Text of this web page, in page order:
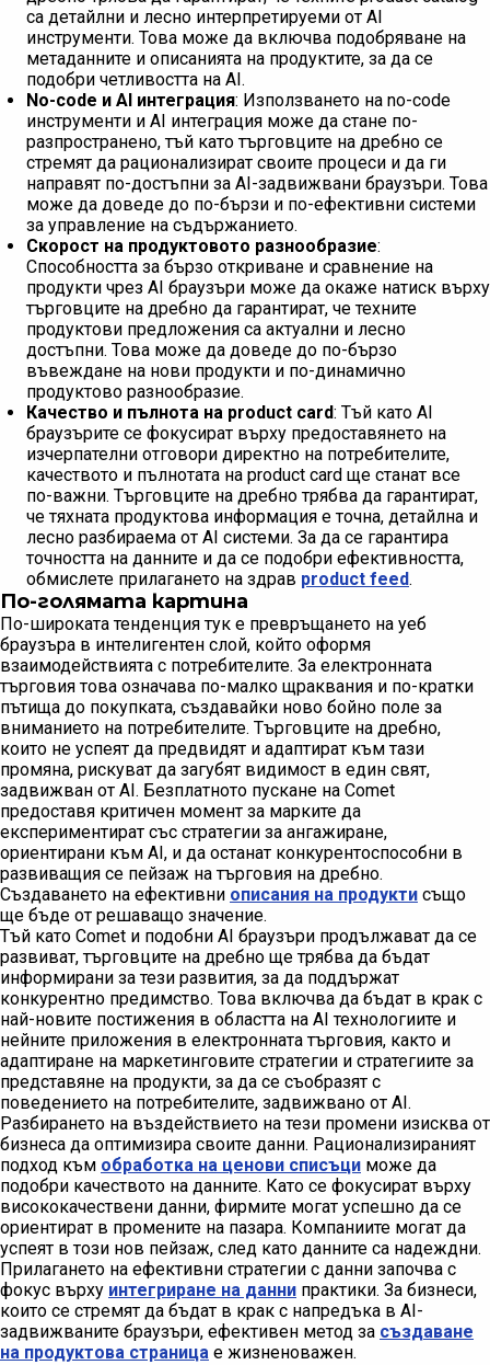
са детайлни и лесно интерпретируеми от AI
инструменти. Това може да включва подобряване на
метаданните и описанията на продуктите, за да се
подобри четливостта на AI.
No-code и AI интеграция: Използването на no-code
инструменти и AI интеграция може да стане по-
разпространено, тъй като търговците на дребно се
стремят да рационализират своите процеси и да ги
направят по-достъпни за AI-задвижвани браузъри. Това
може да доведе до по-бързи и по-ефективни системи
за управление на съдържанието.
Скорост на продуктовото разнообразие:
Способността за бързо откриване и сравнение на
продукти чрез AI браузъри може да окаже натиск върху
търговците на дребно да гарантират, че техните
продуктови предложения са актуални и лесно
достъпни. Това може да доведе до по-бързо
въвеждане на нови продукти и по-динамично
продуктово разнообразие.
Качество и пълнота на product card: Тъй като AI
браузърите се фокусират върху предоставянето на
изчерпателни отговори директно на потребителите,
качеството и пълнотата на product card ще станат все
по-важни. Търговците на дребно трябва да гарантират,
че тяхната продуктова информация е точна, детайлна и
лесно разбираема от AI системи. За да се гарантира
точността на данните и да се подобри ефективността,
обмислете прилагането на здрав product feed.
По-голямата картина
По-широката тенденция тук е превръщането на уеб
браузъра в интелигентен слой, който оформя
взаимодействията с потребителите. За електронната
търговия това означава по-малко щраквания и по-кратки
пътища до покупката, създавайки ново бойно поле за
вниманието на потребителите. Търговците на дребно,
които не успеят да предвидят и адаптират към тази
промяна, рискуват да загубят видимост в един свят,
задвижван от AI. Безплатното пускане на Comet
предоставя критичен момент за марките да
експериментират със стратегии за ангажиране,
ориентирани към AI, и да останат конкурентоспособни в
развиващия се пейзаж на търговия на дребно.
Създаването на ефективни описания на продукти също
ще бъде от решаващо значение.
Тъй като Comet и подобни AI браузъри продължават да се
развиват, търговците на дребно ще трябва да бъдат
информирани за тези развития, за да поддържат
конкурентно предимство. Това включва да бъдат в крак с
най-новите постижения в областта на AI технологиите и
нейните приложения в електронната търговия, както и
адаптиране на маркетинговите стратегии и стратегиите за
представяне на продукти, за да се съобразят с
поведението на потребителите, задвижвано от AI.
Разбирането на въздействието на тези промени изисква от
бизнеса да оптимизира своите данни. Рационализираният
подход към обработка на ценови списъци може да
подобри качеството на данните. Като се фокусират върху
висококачествени данни, фирмите могат успешно да се
ориентират в промените на пазара. Компаниите могат да
успеят в този нов пейзаж, след като данните са надеждни.
Прилагането на ефективни стратегии с данни започва с
фокус върху интегриране на данни практики. За бизнеси,
които се стремят да бъдат в крак с напредъка в AI-
задвижваните браузъри, ефективен метод за създаване
на продуктова страница е жизненоважен.